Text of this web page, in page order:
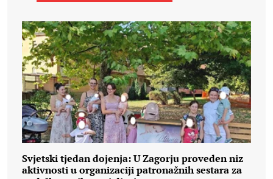
Svjetski tjedan dojenja: U Zagorju proveden niz
aktivnosti u organizaciji patronažnih sestara za